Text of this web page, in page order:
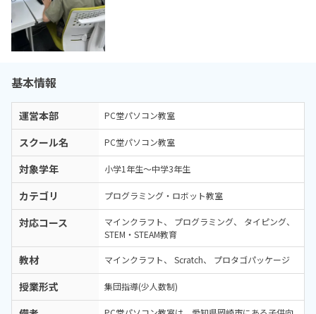
基本情報
運営本部 PC堂パソコン教室
スクール名 PC堂パソコン教室
対象学年 小学1年生～中学3年生
カテゴリ プログラミング・ロボット教室
対応コース マインクラフト プログラミング
タイピング
STEM・STEAM教育
教材 マインクラフト Scratch プロタゴパッケージ
授業形式 集団指導(少人数制)